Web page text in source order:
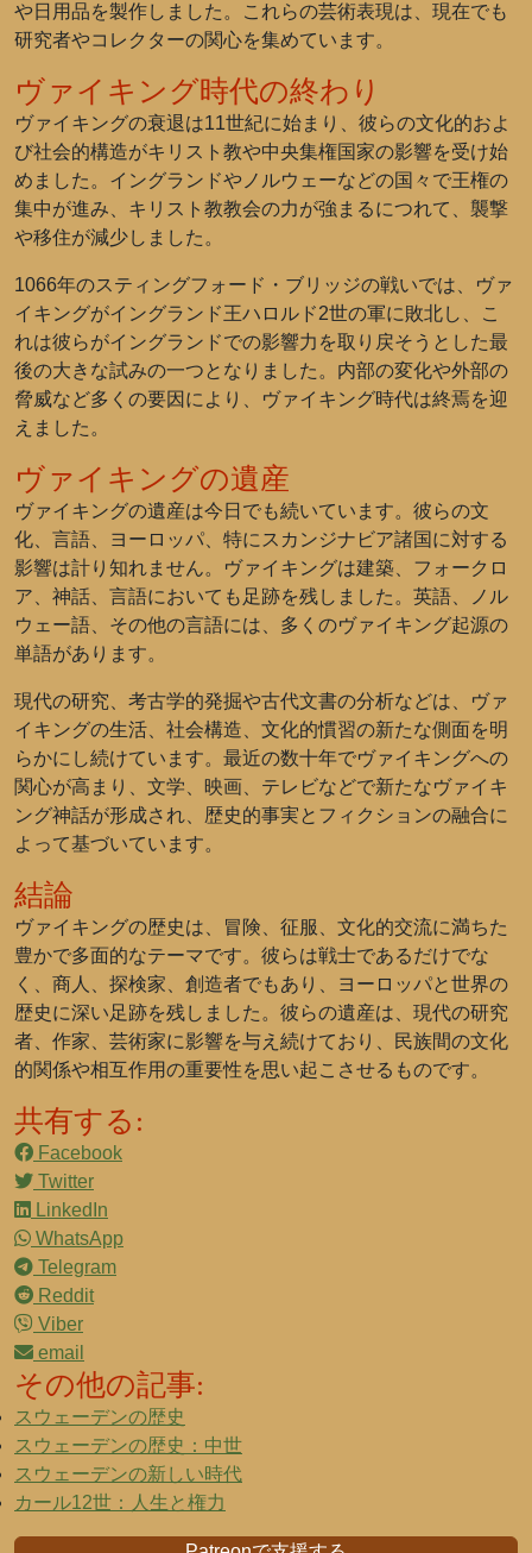
や日用品を製作しました。これらの芸術表現は、現在でも
研究者やコレクターの関心を集めています。
ヴァイキング時代の終わり
ヴァイキングの衰退は11世紀に始まり、彼らの文化的およ
び社会的構造がキリスト教や中央集権国家の影響を受け始
めました。イングランドやノルウェーなどの国々で王権の
集中が進み、キリスト教教会の力が強まるにつれて、襲撃
や移住が減少しました。
1066年のスティングフォード・ブリッジの戦いでは、ヴァ
イキングがイングランド王ハロルド2世の軍に敗北し、こ
れは彼らがイングランドでの影響力を取り戻そうとした最
後の大きな試みの一つとなりました。内部の変化や外部の
脅威など多くの要因により、ヴァイキング時代は終焉を迎
えました。
ヴァイキングの遺産
ヴァイキングの遺産は今日でも続いています。彼らの文
化、言語、ヨーロッパ、特にスカンジナビア諸国に対する
影響は計り知れません。ヴァイキングは建築、フォークロ
ア、神話、言語においても足跡を残しました。英語、ノル
ウェー語、その他の言語には、多くのヴァイキング起源の
単語があります。
現代の研究、考古学的発掘や古代文書の分析などは、ヴァ
イキングの生活、社会構造、文化的慣習の新たな側面を明
らかにし続けています。最近の数十年でヴァイキングへの
関心が高まり、文学、映画、テレビなどで新たなヴァイキ
ング神話が形成され、歴史的事実とフィクションの融合に
よって基づいています。
結論
ヴァイキングの歴史は、冒険、征服、文化的交流に満ちた
豊かで多面的なテーマです。彼らは戦士であるだけでな
く、商人、探検家、創造者でもあり、ヨーロッパと世界の
歴史に深い足跡を残しました。彼らの遺産は、現代の研究
者、作家、芸術家に影響を与え続けており、民族間の文化
的関係や相互作用の重要性を思い起こさせるものです。
共有する:
Facebook
Twitter
LinkedIn
WhatsApp
Telegram
Reddit
Viber
email
その他の記事:
スウェーデンの歴史
スウェーデンの歴史：中世
スウェーデンの新しい時代
カール12世：人生と権力